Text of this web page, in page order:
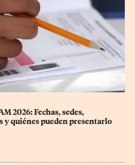
2026: Fechas, sedes,
y quiénes pueden presentarlo